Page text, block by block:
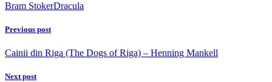
Bram StokerDracula
Previous post
Cainii din Riga (The Dogs of Riga) – Henning Mankell
Next post